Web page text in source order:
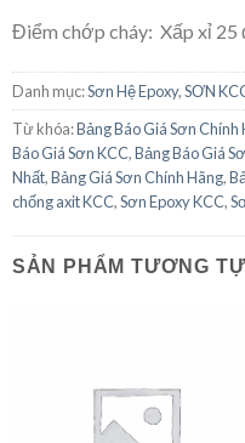
Điểm chớp cháy: Xấp xỉ 25
Danh mục:Sơn Hệ Epoxy,SƠN
Từ khóa:Bảng Báo Giá Sơn Chính
Báo Giá Sơn KCC,Bảng Báo Giá
Nhất,Bảng Giá Sơn Chính Hãng,
chống axit KCC,Sơn Epoxy KCC,
SẢN PHẨM TƯƠNG TỰ